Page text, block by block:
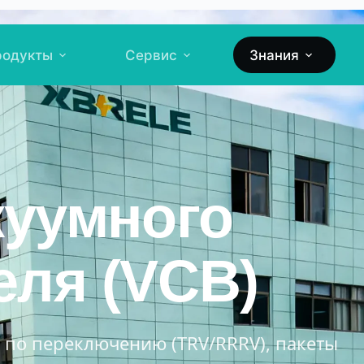
Сервис Знания
(VCB)
переключению (TRV/RRRV), пакеты